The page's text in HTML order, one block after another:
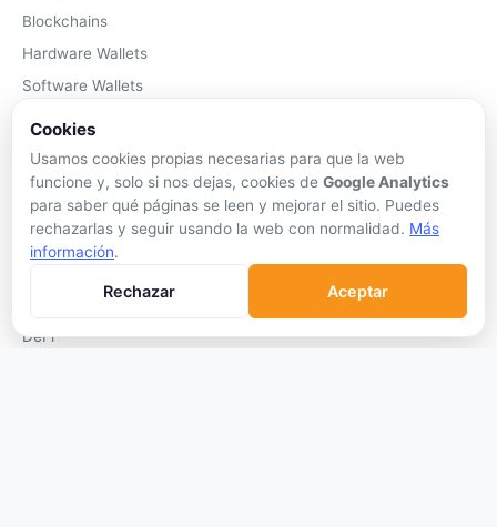
Blockchains
Hardware Wallets
Software Wallets
Mejor Wallet
Gastar Criptomonedas
APRENDER
Qué son las Criptos
DeFi
Cookies
Usamos cookies propias necesarias para que la web
funcione y, solo si nos dejas, cookies de Google Analytics
para saber qué páginas se leen y mejorar el sitio. Puedes
rechazarlas y seguir usando la web con normalidad. Más
información.
Rechazar Aceptar